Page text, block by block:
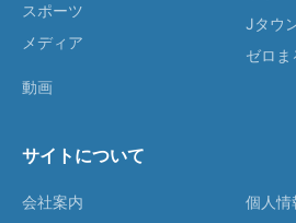
スポーツ
メディア
動画
Jタウ
ゼロま
サイトについて
会社案内
個人情